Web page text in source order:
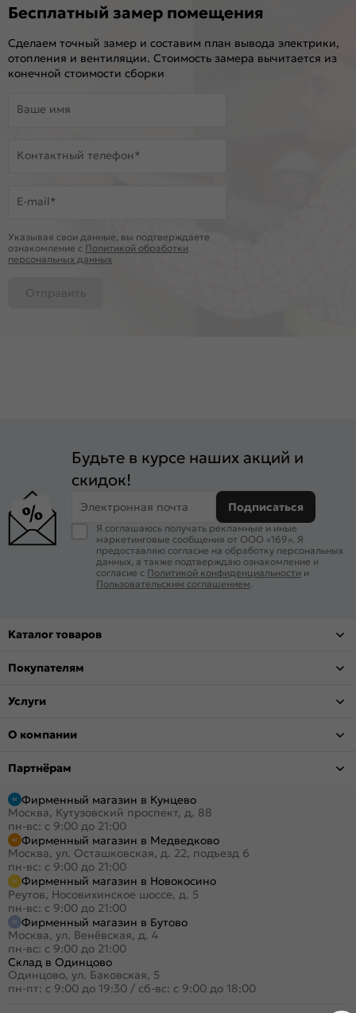
Бесплатный замер помещения
Сделаем точный замер и составим план вывода электрики,
отопления и вентиляции. Стоимость замера вычитается из
конечной стоимости сборки
Ваше имя
Контактный телефон*
E-mail*
Указывая свои данные, вы подтверждаете
ознакомление c Политикой обработки
персональных данных
Отправить
Будьте в курсе наших акций и
скидок!
Электронная почта Подписаться
Я соглашаюсь получать рекламные и иные
маркетинговые сообщения от ООО «169». Я
предоставляю согласие на обработку персональных
данных, а также подтверждаю ознакомление и
согласие с Политикой конфиденциальности и
Пользовательским соглашением.
Каталог товаров
Покупателям
Услуги
О компании
Партнёрам
Фирменный магазин в Кунцево
Москва, Кутузовский проспект, д. 88
пн-вс: с 9:00 до 21:00
Фирменный магазин в Медведково
Москва, ул. Осташковская, д. 22, подъезд 6
пн-вс: с 9:00 до 21:00
Фирменный магазин в Новокосино
Реутов, Носовихинское шоссе, д. 5
пн-вс: с 9:00 до 21:00
Фирменный магазин в Бутово
Москва, ул. Венёвская, д. 4
пн-вс: с 9:00 до 21:00
Склад в Одинцово
Одинцово, ул. Баковская, 5
пн-пт: с 9:00 до 19:30 / сб-вс: с 9:00 до 18:00